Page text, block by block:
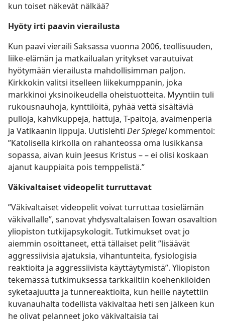
kun toiset näkevät nälkää?
Hyöty irti paavin vierailusta
Kun paavi vieraili Saksassa vuonna 2006, teollisuuden,
liike-elämän ja matkailualan yritykset varautuivat
hyötymään vierailusta mahdollisimman paljon.
Kirkkokin valitsi itselleen liikekumppanin, joka
markkinoi yksinoikeudella oheistuotteita. Myyntiin tuli
rukousnauhoja, kynttilöitä, pyhää vettä sisältäviä
pulloja, kahvikuppeja, hattuja, T-paitoja, avaimenperiä
ja Vatikaanin lippuja. Uutislehti Der Spiegelkommentoi:
”Katolisella kirkolla on rahanteossa oma lusikkansa
sopassa, aivan kuin Jeesus Kristus – – ei olisi koskaan
ajanut kauppiaita pois temppelistä.”
Väkivaltaiset videopelit turruttavat
”Väkivaltaiset videopelit voivat turruttaa tosielämän
väkivallalle”, sanovat yhdysvaltalaisen Iowan osavaltion
yliopiston tutkijapsykologit. Tutkimukset ovat jo
aiemmin osoittaneet, että tällaiset pelit ”lisäävät
aggressiivisia ajatuksia, vihantunteita, fysiologisia
reaktioita ja aggressiivista käyttäytymistä”. Yliopiston
tekemässä tutkimuksessa tarkkailtiin koehenkilöiden
syketaajuutta ja tunnereaktioita, kun heille näytettiin
kuvanauhalta todellista väkivaltaa heti sen jälkeen kun
he olivat pelanneet joko väkivaltaisia tai